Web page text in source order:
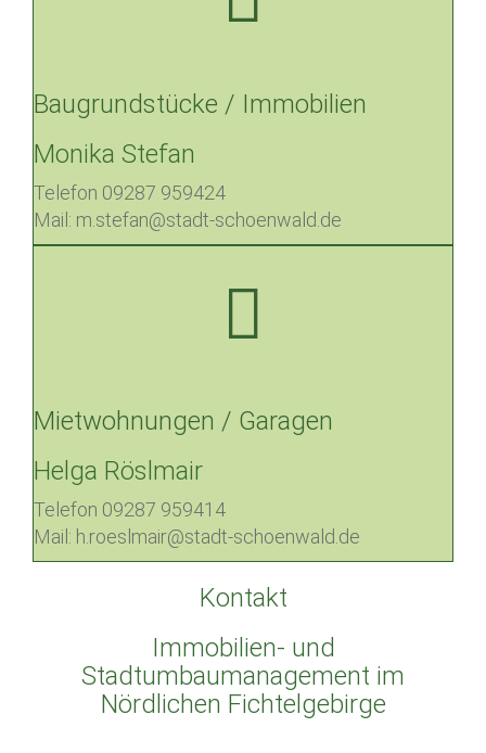
Baugrundstücke / Immobilien
Monika Stefan
Telefon 09287 959424
Mail: m.stefan@stadt-schoenwald.de
Mietwohnungen / Garagen
Helga Röslmair
Telefon 09287 959414
Mail: h.roeslmair@stadt-schoenwald.de
Kontakt
Immobilien- und
Stadtumbaumanagement im
Nördlichen Fichtelgebirge